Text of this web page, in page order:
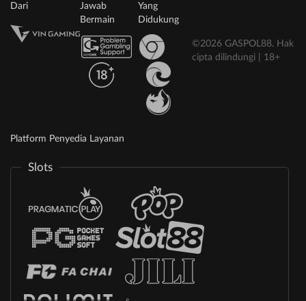
Dari
Jawab
Bermain
Yang
Didukung
©2026 GASPOL88. Hak
cipta dilindungi | 18+
Platform Penyedia Layanan
Slots